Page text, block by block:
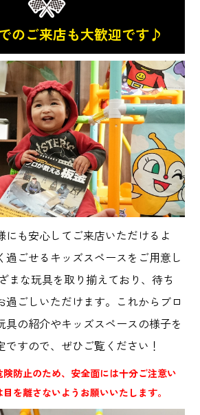
のご来店も大歓迎です♪
にも安心してご来店いただけるよ
過ごせるキッズスペースをご用意し
まな玩具を取り揃えており、待ち
過ごしいただけます。これからブロ
具の紹介やキッズスペースの様子を
ですので、ぜひご覧ください！
防止のため、安全面には十分ご注意い
を離さないようお願いいたします。